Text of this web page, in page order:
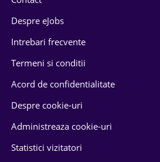
Despre eJobs
Intrebari frecvente
Termeni si conditii
Acord de confidentialitate
Despre cookie-uri
Administreaza cookie-uri
Statistici vizitatori